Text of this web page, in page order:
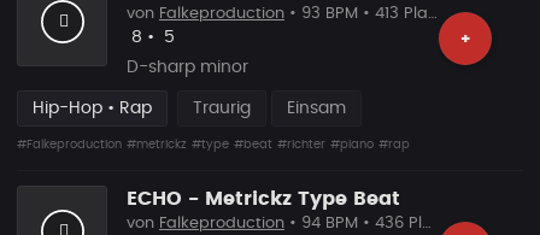
+
von Falkeproduction • 93 BPM • 413 Plays
Likes
8 • Vorgeschlagen
5
D-sharp minor
Hip-Hop • Rap Traurig Einsam
#Falkeproduction #metrickz #type #beat #richter #piano #rap
ECHO - Metrickz Type Beat
von Falkeproduction • 94 BPM • 436 Plays